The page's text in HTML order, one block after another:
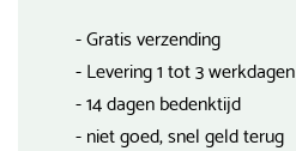
- Gratis verzending
- Levering 1 tot 3 werkdagen
- 14 dagen bedenktijd
- niet goed, snel geld terug